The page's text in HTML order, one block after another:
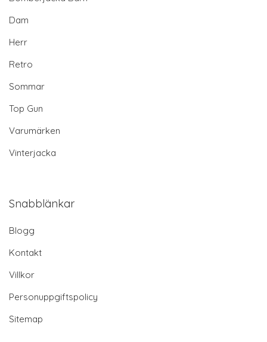
Dam
Herr
Retro
Sommar
Top Gun
Varumärken
Vinterjacka
Snabblänkar
Blogg
Kontakt
Villkor
Personuppgiftspolicy
Sitemap